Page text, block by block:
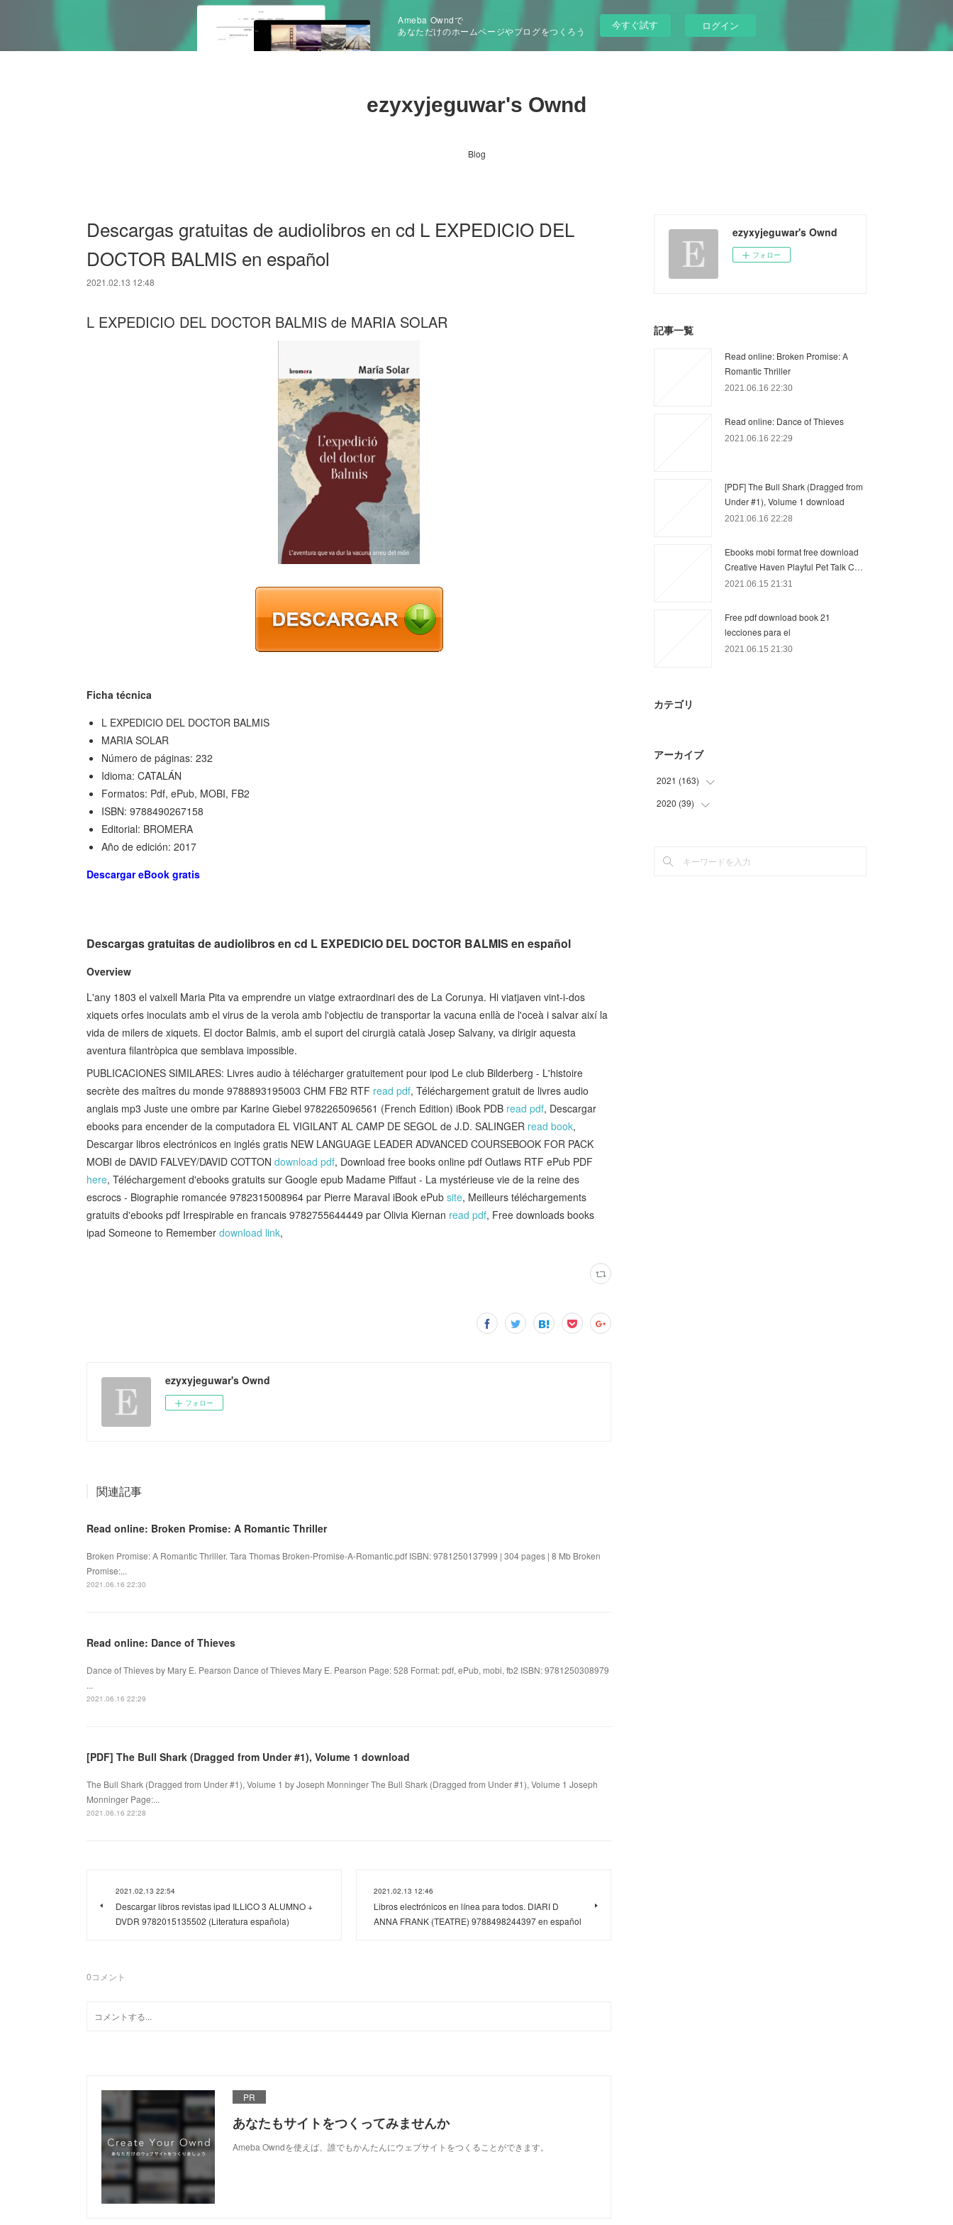
Ameba Owndで
あなただけのホームページやブログをつくろう
今すぐ試す ログイン
ezyxyjeguwar's Ownd
Blog
Descargas gratuitas de audiolibros en cd L EXPEDICIO DEL
DOCTOR BALMIS en español
2021.02.13 12:48
L EXPEDICIO DEL DOCTOR BALMIS de MARIA SOLAR
Ficha técnica
L EXPEDICIO DEL DOCTOR BALMIS
MARIA SOLAR
Número de páginas: 232
Idioma: CATALÁN
Formatos: Pdf, ePub, MOBI, FB2
ISBN: 9788490267158
Editorial: BROMERA
Año de edición: 2017
Descargar eBook gratis
Descargas gratuitas de audiolibros en cd L EXPEDICIO DEL DOCTOR BALMIS en español
Overview
L'any 1803 el vaixell Maria Pita va emprendre un viatge extraordinari des de La Corunya. Hi viatjaven vint-i-dos
xiquets orfes inoculats amb el virus de la verola amb l'objectiu de transportar la vacuna enllà de l'oceà i salvar així la
vida de milers de xiquets. El doctor Balmis, amb el suport del cirurgià català Josep Salvany, va dirigir aquesta
aventura filantròpica que semblava impossible.
PUBLICACIONES SIMILARES: Livres audio à télécharger gratuitement pour ipod Le club Bilderberg - L'histoire
secrète des maîtres du monde 9788893195003 CHM FB2 RTF read pdf, Téléchargement gratuit de livres audio
anglais mp3 Juste une ombre par Karine Giebel 9782265096561 (French Edition) iBook PDB read pdf, Descargar
ebooks para encender de la computadora EL VIGILANT AL CAMP DE SEGOL de J.D. SALINGER read book,
Descargar libros electrónicos en inglés gratis NEW LANGUAGE LEADER ADVANCED COURSEBOOK FOR PACK
MOBI de DAVID FALVEY/DAVID COTTON download pdf, Download free books online pdf Outlaws RTF ePub PDF
here, Téléchargement d'ebooks gratuits sur Google epub Madame Piffaut - La mystérieuse vie de la reine des
escrocs - Biographie romancée 9782315008964 par Pierre Maraval iBook ePub site, Meilleurs téléchargements
gratuits d'ebooks pdf Irrespirable en francais 9782755644449 par Olivia Kiernan read pdf, Free downloads books
ipad Someone to Remember download link,
ezyxyjeguwar's Ownd
フォロー
関連記事
Read online: Broken Promise: A Romantic Thriller
Broken Promise: A Romantic Thriller. Tara Thomas Broken-Promise-A-Romantic.pdf ISBN: 9781250137999 | 304 pages | 8 Mb Broken
Promise:...
2021.06.16 22:30
Read online: Dance of Thieves
Dance of Thieves by Mary E. Pearson Dance of Thieves Mary E. Pearson Page: 528 Format: pdf, ePub, mobi, fb2 ISBN: 9781250308979
...
2021.06.16 22:29
[PDF] The Bull Shark (Dragged from Under #1), Volume 1 download
The Bull Shark (Dragged from Under #1), Volume 1 by Joseph Monninger The Bull Shark (Dragged from Under #1), Volume 1 Joseph
Monninger Page:...
2021.06.16 22:28
2021.02.13 22:54
Descargar libros revistas ipad ILLICO 3 ALUMNO +
DVDR 9782015135502 (Literatura española)
2021.02.13 12:46
Libros electrónicos en línea para todos. DIARI D
ANNA FRANK (TEATRE) 9788498244397 en español
0コメント
PR
あなたもサイトをつくってみませんか
Ameba Owndを使えば、誰でもかんたんにウェブサイトをつくることができます。
ezyxyjeguwar's Ownd
フォロー
記事一覧
Read online: Broken Promise: A
Romantic Thriller
2021.06.16 22:30
Read online: Dance of Thieves
2021.06.16 22:29
[PDF] The Bull Shark (Dragged from
Under #1), Volume 1 download
2021.06.16 22:28
Ebooks mobi format free download
Creative Haven Playful Pet Talk C…
2021.06.15 21:31
Free pdf download book 21
lecciones para el
2021.06.15 21:30
カテゴリ
アーカイブ
2021 (163)
(36
)
(
2020 (39)
(